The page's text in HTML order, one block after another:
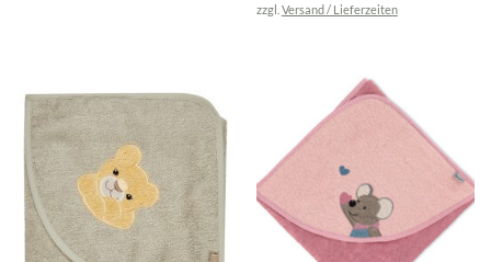
zzgl. Versand / Lieferzeiten